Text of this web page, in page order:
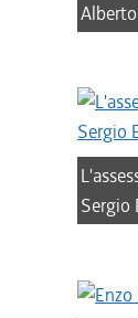
Sergio